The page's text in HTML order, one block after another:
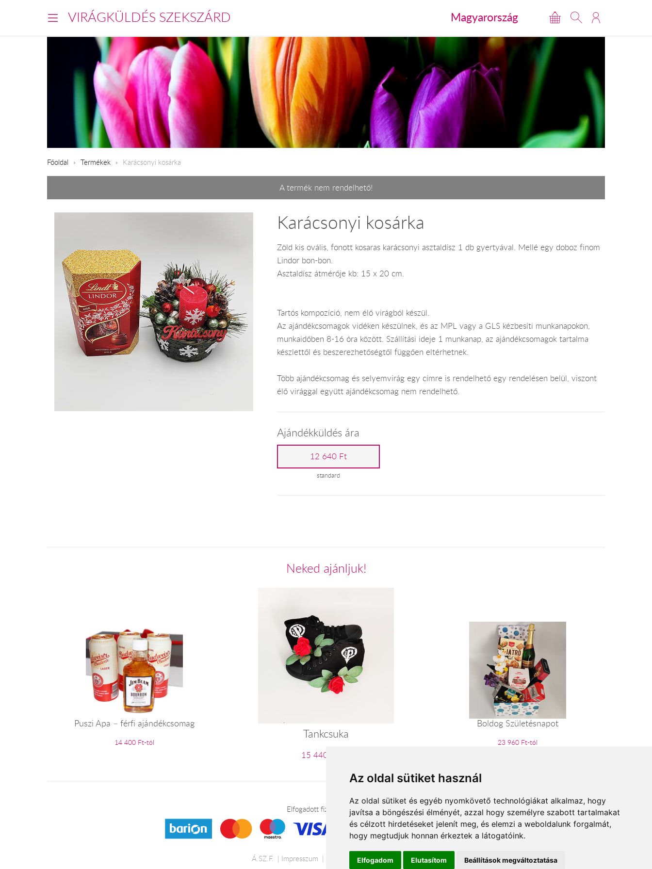
Az oldal sütiket használ
Az oldal sütiket és egyéb nyomkövető technológiákat alkalmaz, hogy
javítsa a böngészési élményét, azzal hogy személyre szabott tartalmakat
és célzott hirdetéseket jelenít meg, és elemzi a weboldalunk forgalmát,
hogy megtudjuk honnan érkeztek a látogatóink.
Elfogadom Elutasítom Beállítások megváltoztatása
VIRÁGKÜLDÉS SZEKSZÁRD Magyarország
Főoldal Termékek Karácsonyi kosárka
A termék nem rendelhető!
Karácsonyi kosárka
Zöld kis ovális, fonott kosaras karácsonyi asztaldísz 1 db gyertyával. Mellé egy doboz finom
Lindor bon-bon.
Asztaldísz átmérője kb: 15 x 20 cm.
Tartós kompozíció, nem élő virágból készül.
Az ajándékcsomagok vidéken készülnek, és az MPL vagy a GLS kézbesíti munkanapokon,
munkaidőben 8-16 óra között. Szállítási ideje 1 munkanap, az ajándékcsomagok tartalma
készlettől és beszerezhetőségtől függően eltérhetnek.
Több ajándékcsomag és selyemvirág egy címre is rendelhető egy rendelésen belül, viszont
élő virággal együtt ajándékcsomag nem rendelhető.
Ajándékküldés ára
12 640 Ft
standard
Neked ajánljuk!
Puszi Apa – férfi ajándékcsomag
14 400 Ft-tól
Tankcsuka
15 440 Ft-tól
Boldog Születésnapot
23 960 Ft-tól
Elfogadott fizetési módok
Á.SZ.F. Impresszum Adatkezelési tájékoztató